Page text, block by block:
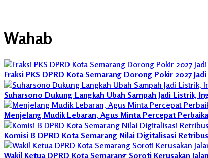
Wahab
Fraksi PKS DPRD Kota Semarang Dorong Pokir 2027
Suharsono Dukung Langkah Ubah Sampah Jadi Listrik,
Menjelang Mudik Lebaran, Agus Minta Percepat
Komisi B DPRD Kota Semarang Nilai Digitalisasi
Wakil Ketua DPRD Kota Semarang Soroti Kerusakan